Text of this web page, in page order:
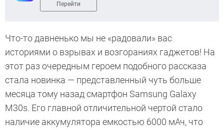
Перейти
Что-то давненько мы не «радовали» вас
историями о взрывах и возгораниях гаджетов! На
этот раз очередным героем подобного рассказа
стала новинка — представленный чуть больше
месяца тому назад смартфон Samsung Galaxy
M30s. Его главной отличительной чертой стало
наличие аккумулятора емкостью 6000 мАч, что